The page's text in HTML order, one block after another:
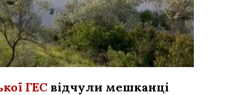
ГЕС відчули мешканці